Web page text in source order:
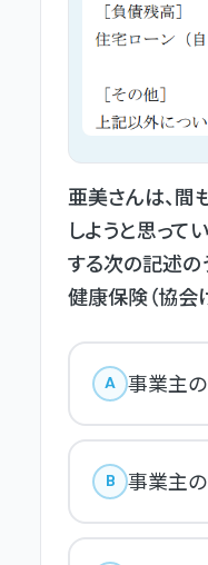
亜美さんは、間
しようと思っ
する次の記述の
健康保険（協会
A 事業主の
B 事業主